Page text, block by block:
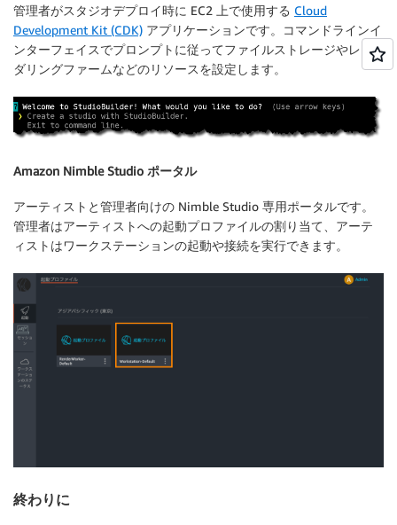
管理者がスタジオデプロイ時に EC2 上で使用する Cloud
Development Kit (CDK) アプリケーションです。コマンドラインイ
ンターフェイスでプロンプトに従ってファイルストレージやレン
ダリングファームなどのリソースを設定します。
Amazon Nimble Studio ポータル
アーティストと管理者向けの Nimble Studio 専用ポータルです。
管理者はアーティストへの起動プロファイルの割り当て、アーテ
ィストはワークステーションの起動や接続を実行できます。
終わりに